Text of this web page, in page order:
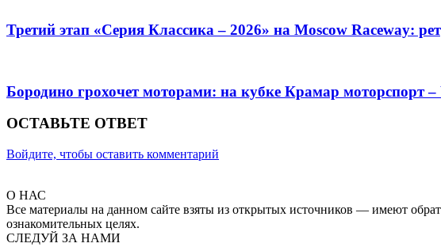
Третий этап «Серия Классика – 2026» на Moscow Raceway:
Бородино грохочет моторами: на кубке Крамар моторспорт
ОСТАВЬТЕ ОТВЕТ
Войдите, чтобы оставить комментарий
О НАС
Все материалы на данном сайте взяты из открытых источников — имеют
ознакомительных целях.
СЛЕДУЙ ЗА НАМИ